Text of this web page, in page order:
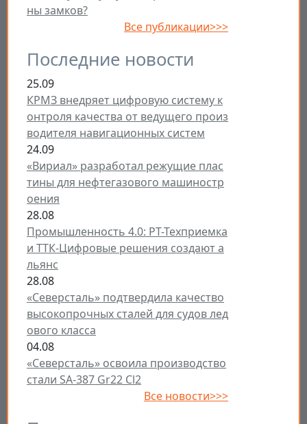
ны замков?
Все публикации>>>
Последние новости
25.09
КРМЗ внедряет цифровую систему к
онтроля качества от ведущего произ
водителя навигационных систем
24.09
«Вириал» разработал режущие плас
тины для нефтегазового машиностр
оения
28.08
Промышленность 4.0: РТ-Техприемка
и ТТК-Цифровые решения создают а
льянс
28.08
«Северсталь» подтвердила качество
высокопрочных сталей для судов лед
ового класса
04.08
«Северсталь» освоила производство
стали SA-387 Gr22 Cl2
Все новости>>>